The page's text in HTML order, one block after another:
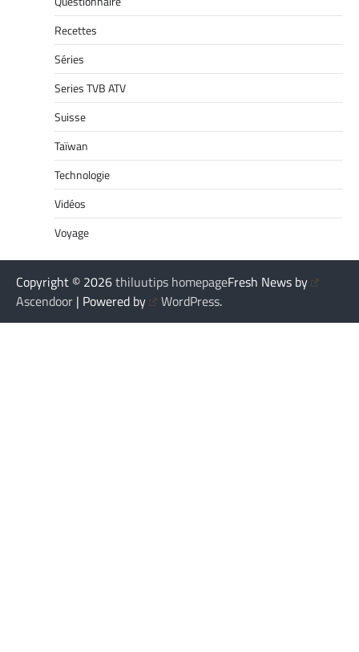
Recettes
Séries
Series TVB ATV
Suisse
Taïwan
Technologie
Vidéos
Voyage
Copyright © 2026thiluutips homepageFresh News by
Ascendoor | Powered by WordPress.